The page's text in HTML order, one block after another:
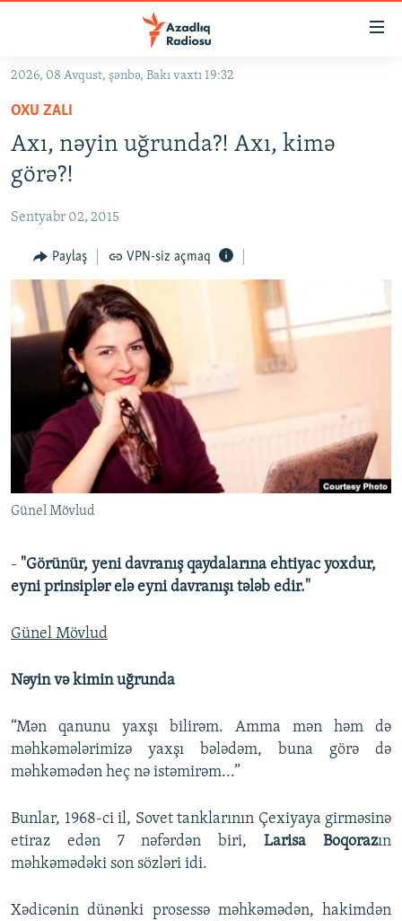
Əsas
qayıt
Əsas
naviqasiyaya
qayıt
Axtarışa
KORRUPSIOMETR
#ƏSLINDƏ
FƏRQƏ BAX
QANUNI DOĞRU
ARAŞDIRMA
MULTIMEDIA
VIDEO
FOTOQALEREYA
İNFOQRAFIKA
KARIKATURA
RADIO ARXIV
OXU ZALI
AZƏRBAYCAN ƏDƏBIYYATI KITABXANASI
İSLAM VƏ DEMOKRATIYA
İZ - MƏDƏNIYYƏT PROQRAMI
HAQQIMIZDA
MISSIYAMIZ
PEŞƏ ETIKASI VƏ JURNALISTIKA STANDARTLARIMIZ
MATERIALLARIMIZDAN ISTIFADƏ
AZADLIQRADIOSU MOBIL TELEFONUNUZDA
XƏBƏR BÜLLETENLƏRIMIZ
BIZI IZLƏ
RFE/RL-in bütün saytları
2026, 08 Avqust, şənbə, Bakı vaxtı 19:32
OXU ZALI
Axı, nəyin uğrunda?! Axı, kimə
görə?!
Sentyabr 02, 2015
Paylaş VPN-siz açmaq
Günel Mövlud
- "Görünür, yeni davranış qaydalarına ehtiyac yoxdur,
eyni prinsiplər elə eyni davranışı tələb edir."
Günel Mövlud
Nəyin və kimin uğrunda
“Mən qanunu yaxşı bilirəm. Amma mən həm də
məhkəmələrimizə yaxşı bələdəm, buna görə də
məhkəmədən heç nə istəmirəm...”
Bunlar, 1968-ci il, Sovet tanklarının Çexiyaya girməsinə
etiraz edən 7 nəfərdən biri,Larisa Boqorazın
məhkəmədəki son sözləri idi.
Xədicənin dünənki prosessə məhkəmədən, hakimdən